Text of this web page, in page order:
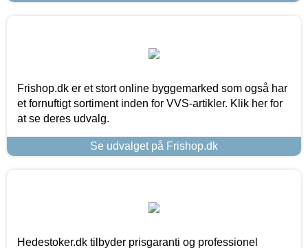
Frishop.dk er et stort online byggemarked som også har
et fornuftigt sortiment inden for VVS-artikler. Klik her for
at se deres udvalg.
Se udvalget på Frishop.dk
Hedestoker.dk tilbyder prisgaranti og professionel